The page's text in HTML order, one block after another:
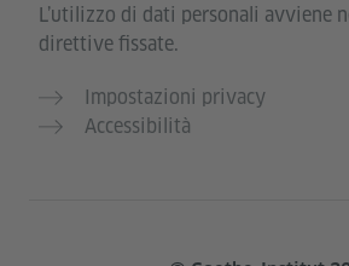
L’utilizzo di dati personali avviene
direttive fissate.
Impostazioni privacy
Accessibilità